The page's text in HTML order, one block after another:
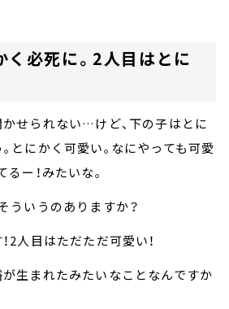
く必死に。2人目はとに
せられない…けど、下の子はとに
とにかく可愛い｡なにやっても可愛
るー！みたいな｡
ういうのありますか？
2人目はただただ可愛い！
生まれたみたいなことなんですか